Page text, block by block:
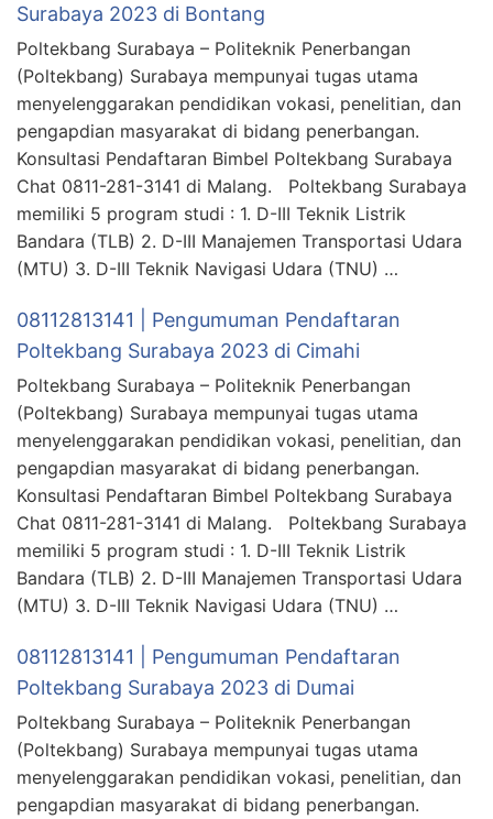
Surabaya 2023 di Bontang
Poltekbang Surabaya – Politeknik Penerbangan
(Poltekbang) Surabaya mempunyai tugas utama
menyelenggarakan pendidikan vokasi, penelitian, dan
pengapdian masyarakat di bidang penerbangan.
Konsultasi Pendaftaran Bimbel Poltekbang Surabaya
Chat 0811-281-3141 di Malang. Poltekbang Surabaya
memiliki 5 program studi : 1. D-III Teknik Listrik
Bandara (TLB) 2. D-III Manajemen Transportasi Udara
(MTU) 3. D-III Teknik Navigasi Udara (TNU) …
08112813141 | Pengumuman Pendaftaran
Poltekbang Surabaya 2023 di Cimahi
Poltekbang Surabaya – Politeknik Penerbangan
(Poltekbang) Surabaya mempunyai tugas utama
menyelenggarakan pendidikan vokasi, penelitian, dan
pengapdian masyarakat di bidang penerbangan.
Konsultasi Pendaftaran Bimbel Poltekbang Surabaya
Chat 0811-281-3141 di Malang. Poltekbang Surabaya
memiliki 5 program studi : 1. D-III Teknik Listrik
Bandara (TLB) 2. D-III Manajemen Transportasi Udara
(MTU) 3. D-III Teknik Navigasi Udara (TNU) …
08112813141 | Pengumuman Pendaftaran
Poltekbang Surabaya 2023 di Dumai
Poltekbang Surabaya – Politeknik Penerbangan
(Poltekbang) Surabaya mempunyai tugas utama
menyelenggarakan pendidikan vokasi, penelitian, dan
pengapdian masyarakat di bidang penerbangan.